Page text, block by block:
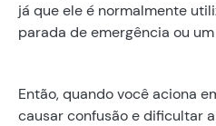
já que ele é normalmente
parada de emergência ou
Então, quando você aciona
causar confusão e dificultar